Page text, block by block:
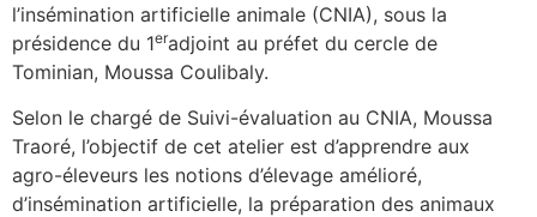
l’insémination artificielle animale (CNIA), sous la
présidence du 1eradjoint au préfet du cercle de
Tominian, Moussa Coulibaly.
Selon le chargé de Suivi-évaluation au CNIA, Moussa
Traoré, l’objectif de cet atelier est d’apprendre aux
agro-éleveurs les notions d’élevage amélioré,
d’insémination artificielle, la préparation des animaux